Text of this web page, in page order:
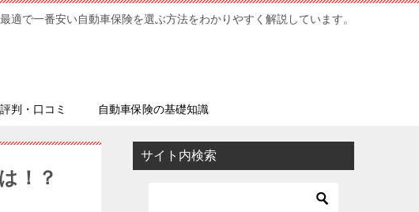
適で一番安い自動車保険を選ぶ方法をわかりやすく解説しています。
判・口コミ 自動車保険の基礎知識
！？
サイト内検索